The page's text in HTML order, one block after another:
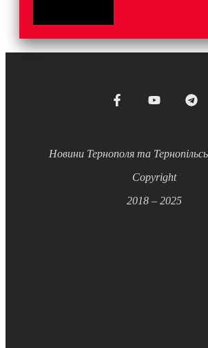
Новини Тернополя та
Copyright
2018 – 2025